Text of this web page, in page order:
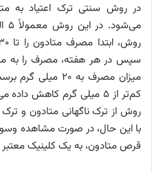
در روش سنتی ترک اعتیاد به
میزان مصرف به
کم‌تر از ۵ میلی گرم کاهش
روش از ترک ناگهانی متادون و
با این حال، در صورت مشاهده
قرص متادون، به یک کلینیک معتبر